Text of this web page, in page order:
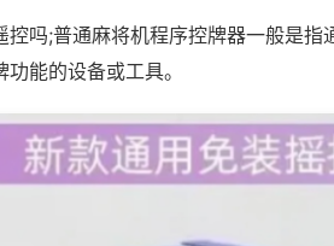
控吗;普通麻将机程序控牌器一般是
能的设备或工具。